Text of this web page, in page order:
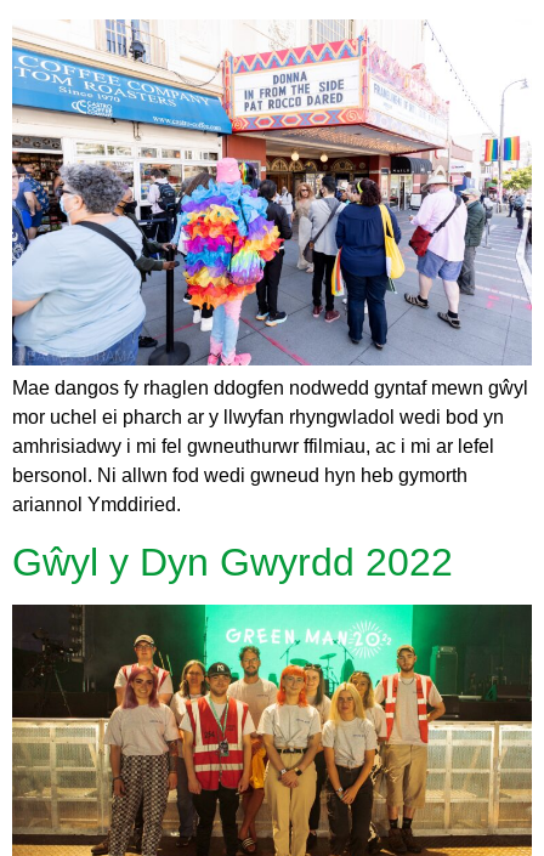
Mae dangos fy rhaglen ddogfen nodwedd gyntaf mewn gŵyl
mor uchel ei pharch ar y llwyfan rhyngwladol wedi bod yn
amhrisiadwy i mi fel gwneuthurwr ffilmiau, ac i mi ar lefel
bersonol. Ni allwn fod wedi gwneud hyn heb gymorth
ariannol Ymddiried.
Gŵyl y Dyn Gwyrdd 2022